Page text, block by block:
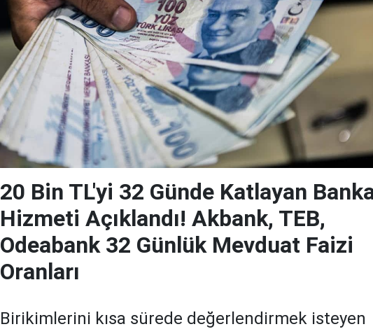
20 Bin TL'yi 32 Günde Katlayan
Hizmeti Açıklandı! Akbank, TEB,
Odeabank 32 Günlük Mevduat Faizi
Oranları
Birikimlerini kısa sürede değerlendirmek isteyen